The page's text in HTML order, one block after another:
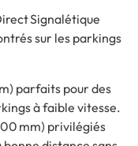
Signalétique
sur les parkings
parfaits pour des
à faible vitesse.
mm) privilégiés